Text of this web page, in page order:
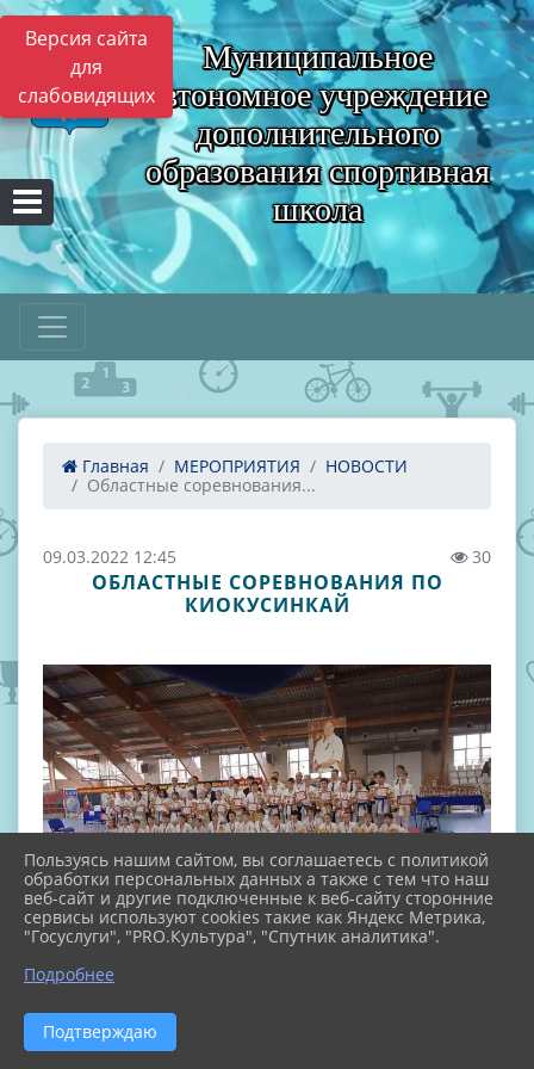
Версия сайта
для
слабовидящих
Муниципальное
автономное учреждение
дополнительного
образования спортивная
школа
Главная МЕРОПРИЯТИЯ
НОВОСТИ
Областные соревнования...
09.03.2022 12:45 30
ОБЛАСТНЫЕ СОРЕВНОВАНИЯ ПО
КИОКУСИНКАЙ
Пользуясь нашим сайтом, вы соглашаетесь с политикой
обработки персональных данных а также с тем что наш
веб-сайт и другие подключенные к веб-сайту сторонние
сервисы используют cookies такие как Яндекс Метрика,
"Госуслуги", "PRO.Культура", "Спутник аналитика".
Подробнее
Подтверждаю